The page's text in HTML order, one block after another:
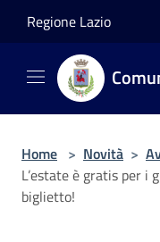
Regione Lazio
Home > Novità >
L’estate è gratis per i
biglietto!